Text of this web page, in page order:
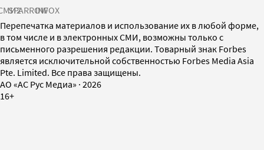
SPARROWINFOX
Перепечатка материалов и использование их в любой форме,
в том числе и в электронных СМИ, возможны только с
письменного разрешения редакции. Товарный знак Forbes
является исключительной собственностью Forbes Media Asia
Pte. Limited. Все права защищены.
AO «АС Рус Медиа» · 2026
16+